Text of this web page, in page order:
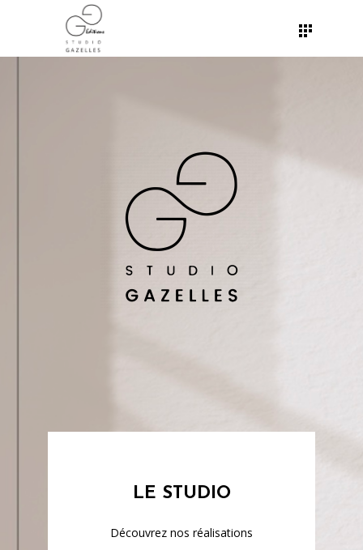
LE STUDIO
Découvrez nos réalisations